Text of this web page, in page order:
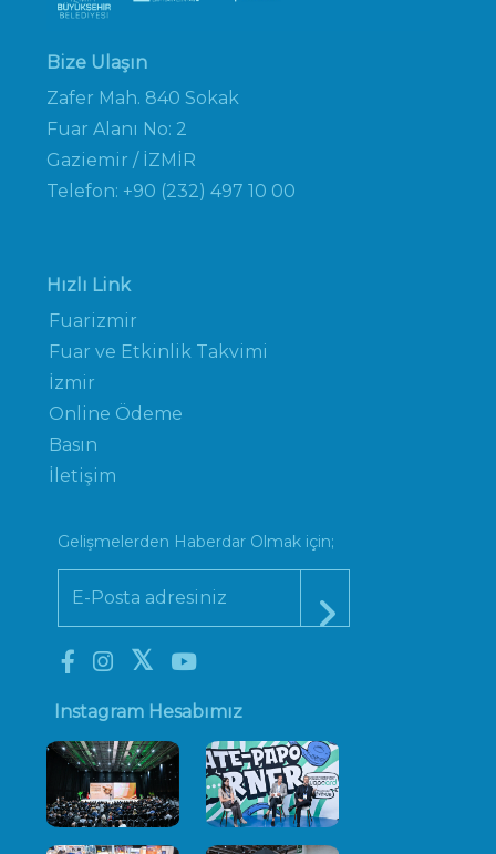
Bize Ulaşın
Zafer Mah. 840 Sokak
Fuar Alanı No: 2
Gaziemir / İZMİR
Telefon: +90 (232) 497 10 00
Hızlı Link
Fuarizmir
Fuar ve Etkinlik Takvimi
İzmir
Online Ödeme
Basın
İletişim
Gelişmelerden Haberdar Olmak için;
Instagram Hesabımız